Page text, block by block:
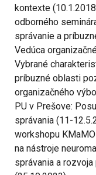
kontexte
odborného
správanie a
Vedúca
Vybrané
príbuzné oblasti
organizačného
PU v Prešove:
správania (11-
workshopu
na nástroje
správania a